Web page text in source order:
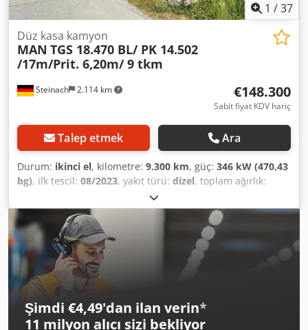
1 /37
Steinach 2.114 km
Düz kasa kamyon
MAN TGS 18.470 BL/ PK 14.502
/17m/Prit. 6,20m/ 9 tkm
€148.300
Sabit fiyat KDV hariç
Talep etmek Ara
Durum: ikinci el, kilometre: 9.300 km, güç: 346 kW (470,43
bg), ilk tescil: 08/2023, yakıt türü: dizel, toplam ağırlık:
, dingil konfigürasyonu:
muayene (TÜV):11/2026, frenler:retarder, renk:beyaz,
vites türü:otomatik , emisyon sınıfı: Euro 6, yükleme alanı
uzunluğu:6.200 mm, yükleme alanı genişliği:2.480 mm
yükleme alanı yüksekliği:
, Donanım:
ABS,
elektronik denge programı (ESP), klima, navigasyon
sistemi, park ısıtıcısı, vinç
maintained M.A.N. 18-ton TGS flatbed truck with Palfinger
PK 14.502 SH crane featuring 6 hydraulic extensions,
offering a lateral reach of approx. 17 meters and a vertical
Şimdi €4,49'dan ilan verin*
11 milyon alıcı sizi bekliyor